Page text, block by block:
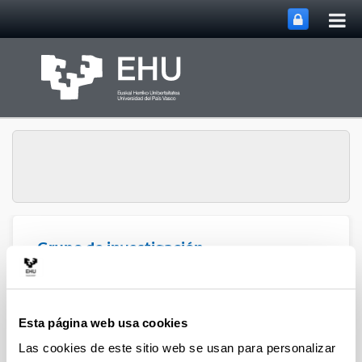
Esta página web usa cookies
Las cookies de este sitio web se usan para personalizar
Grupo de investigación
CanBIO
El Grupo de Investigación Consolidado del Sistema
Universitario Vasco «Candidiasis y otras infecciones